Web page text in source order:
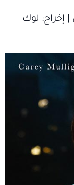
| إخراج‫: لوك